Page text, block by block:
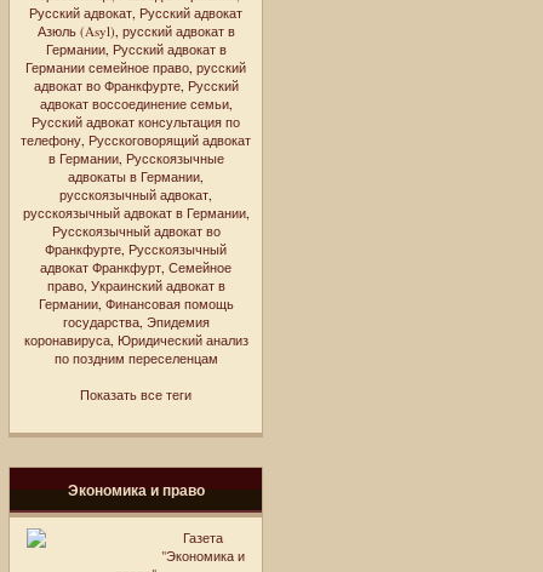
Русский адвокат, Русский адвокат
Азюль (Asyl), русский адвокат в
Германии, Русский адвокат в
Германии семейное право, русский
адвокат во Франкфурте, Русский
адвокат воссоединение семьи,
Русский адвокат консультация по
телефону, Русскоговорящий адвокат
в Германии, Русскоязычные
адвокаты в Германии,
русскоязычный адвокат,
русскоязычный адвокат в Германии,
Русскоязычный адвокат во
Франкфурте, Русскоязычный
адвокат Франкфурт, Семейное
право, Украинский адвокат в
Германии, Финансовая помощь
государства, Эпидемия
коронавируса, Юридический анализ
по поздним переселенцам
Показать все теги
Экономика и право
Газета
"Экономика и